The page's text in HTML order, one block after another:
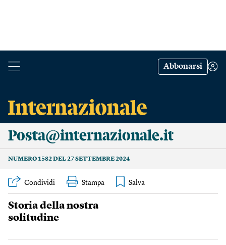
Abbonarsi
Posta@internazionale.it
NUMERO 1582 DEL 27 SETTEMBRE 2024
Condividi Stampa
Storia della nostra
solitudine